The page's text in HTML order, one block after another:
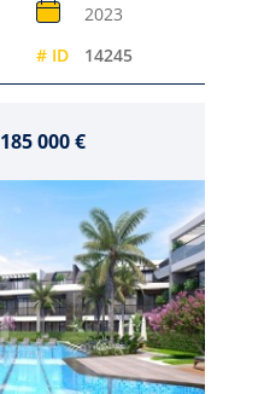
2023
# ID 14245
185 000 €